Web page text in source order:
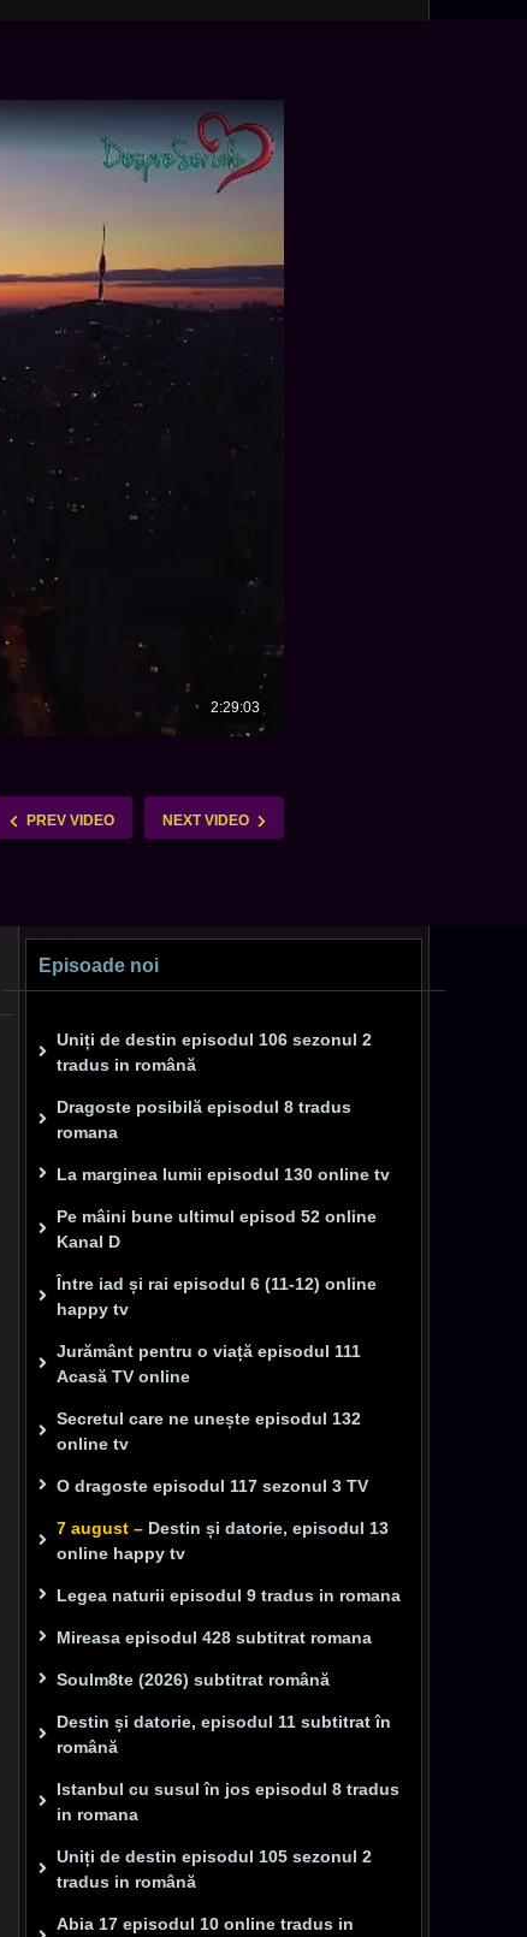
PREV VIDEO NEXT VIDEO
Episoade noi
Uniți de destin episodul 106 sezonul 2
tradus in română
Dragoste posibilă episodul 8 tradus
romana
La marginea lumii episodul 130 online tv
Pe mâini bune ultimul episod 52 online
Kanal D
Între iad și rai episodul 6 (11-12) online
happy tv
Jurământ pentru o viață episodul 111
Acasă TV online
Secretul care ne unește episodul 132
online tv
O dragoste episodul 117 sezonul 3 TV
7 august – Destin și datorie, episodul 13
online happy tv
Legea naturii episodul 9 tradus in romana
Mireasa episodul 428 subtitrat romana
Soulm8te (2026) subtitrat română
Destin și datorie, episodul 11 subtitrat în
română
Istanbul cu susul în jos episodul 8 tradus
in romana
Uniți de destin episodul 105 sezonul 2
tradus in română
Abia 17 episodul 10 online tradus in